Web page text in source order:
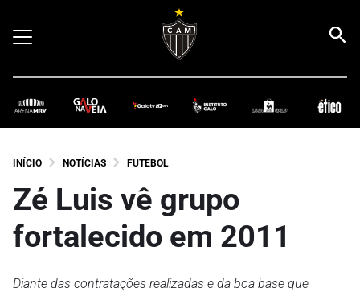
INÍCIO NOTÍCIAS FUTEBOL
Zé Luis vê grupo
fortalecido em 2011
Diante das contratações realizadas e da boa base que